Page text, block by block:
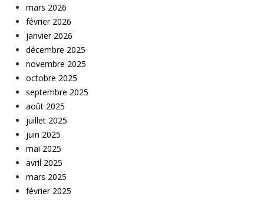
mars 2026
février 2026
janvier 2026
décembre 2025
novembre 2025
octobre 2025
septembre 2025
août 2025
juillet 2025
juin 2025
mai 2025
avril 2025
mars 2025
février 2025